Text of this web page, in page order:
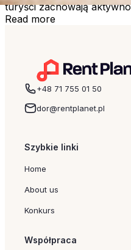
turyści zachowają
Read more
+48 71 755 01 50
dor@rentplanet.pl
Szybkie linki
Home
About us
Konkurs
Współpraca